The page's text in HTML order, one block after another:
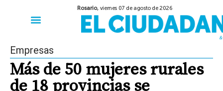
Rosario, viernes 07 de agosto de 2026
Empresas
Más de 50 mujeres rurales
de 18 provincias se